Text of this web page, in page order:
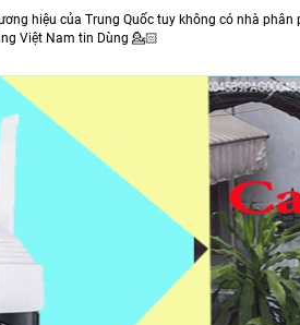
hiệu của Trung Quốc tuy không có nhà
Việt Nam tin Dùng 💁🏻